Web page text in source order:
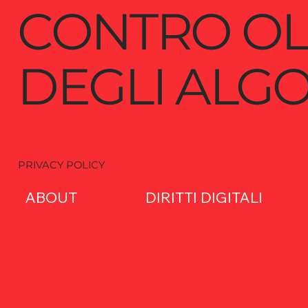
CONTRO
DEGLI
PRIVACY POLICY
ABOUT DIRITTI DIGITALI